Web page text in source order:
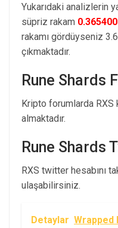
Yukarıdaki analizlerin
süpriz rakam
rakamı gördüyseniz
çıkmaktadır.
Rune Shards
Kripto forumlarda RXS
almaktadır.
Rune Shards
RXS twitter hesabını
ulaşabilirsiniz.
Detaylar Wrapped